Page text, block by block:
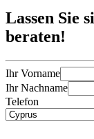
Lassen Sie
beraten!
Ihr Vorname
Ihr Nachname
Telefon